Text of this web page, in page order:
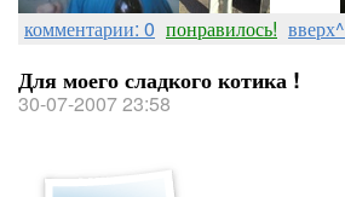
комментарии: 0 понравилось! вверх^
Для моего сладкого котика !
30-07-2007 23:58